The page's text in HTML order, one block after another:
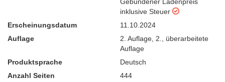
inklusive Steuer
Erscheinungsdatum
11.10.2024
Auflage
2. Auflage 2., überarbeitete
Auflage
Produktsprache
Deutsch
Anzahl Seiten
444